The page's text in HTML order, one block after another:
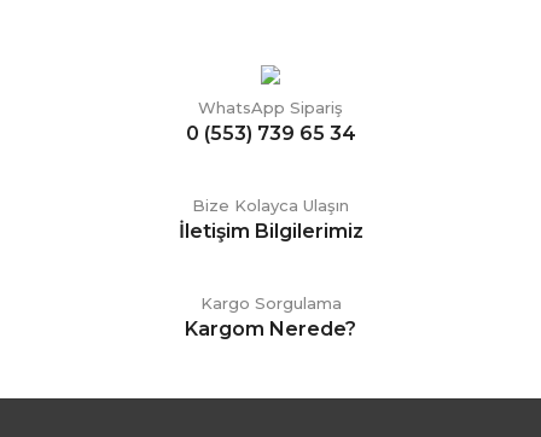
WhatsApp Sipariş
0 (553) 739 65 34
Bize Kolayca Ulaşın
İletişim Bilgilerimiz
Kargo Sorgulama
Kargom Nerede?